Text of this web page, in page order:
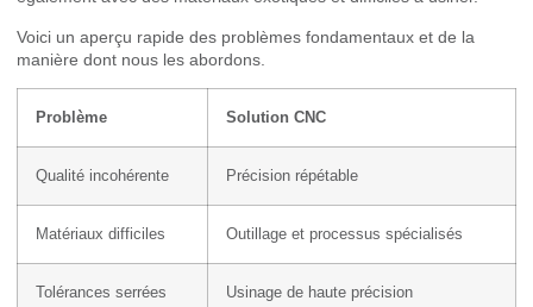
Voici un aperçu rapide des problèmes fondamentaux et de la
manière dont nous les abordons.
Problème Solution CNC
Qualité incohérente Précision répétable
Matériaux difficiles Outillage et processus spécialisés
Tolérances serrées Usinage de haute précision